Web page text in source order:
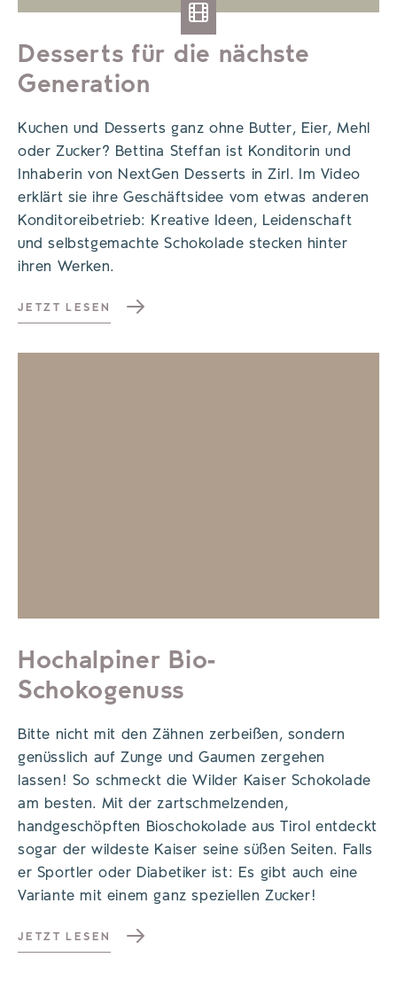
Desserts für die nächste
Generation
Kuchen und Desserts ganz ohne Butter, Eier, Mehl
oder Zucker? Bettina Steffan ist Konditorin und
Inhaberin von NextGen Desserts in Zirl. Im Video
erklärt sie ihre Geschäftsidee vom etwas anderen
Konditoreibetrieb: Kreative Ideen, Leidenschaft
und selbstgemachte Schokolade stecken hinter
ihren Werken.
JETZT LESEN
Hochalpiner Bio-
Schokogenuss
Bitte nicht mit den Zähnen zerbeißen, sondern
genüsslich auf Zunge und Gaumen zergehen
lassen! So schmeckt die Wilder Kaiser Schokolade
am besten. Mit der zartschmelzenden,
handgeschöpften Bioschokolade aus Tirol entdeckt
sogar der wildeste Kaiser seine süßen Seiten. Falls
er Sportler oder Diabetiker ist: Es gibt auch eine
Variante mit einem ganz speziellen Zucker!
JETZT LESEN